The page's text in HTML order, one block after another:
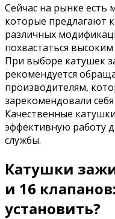
Сейчас на рынке есть
которые предлагают
различных
похвастаться
При выборе катушек
рекомендуется
производителям,
зарекомендовали
Качественные
эффективную работу
службы.
Катушки
и 16
установить?